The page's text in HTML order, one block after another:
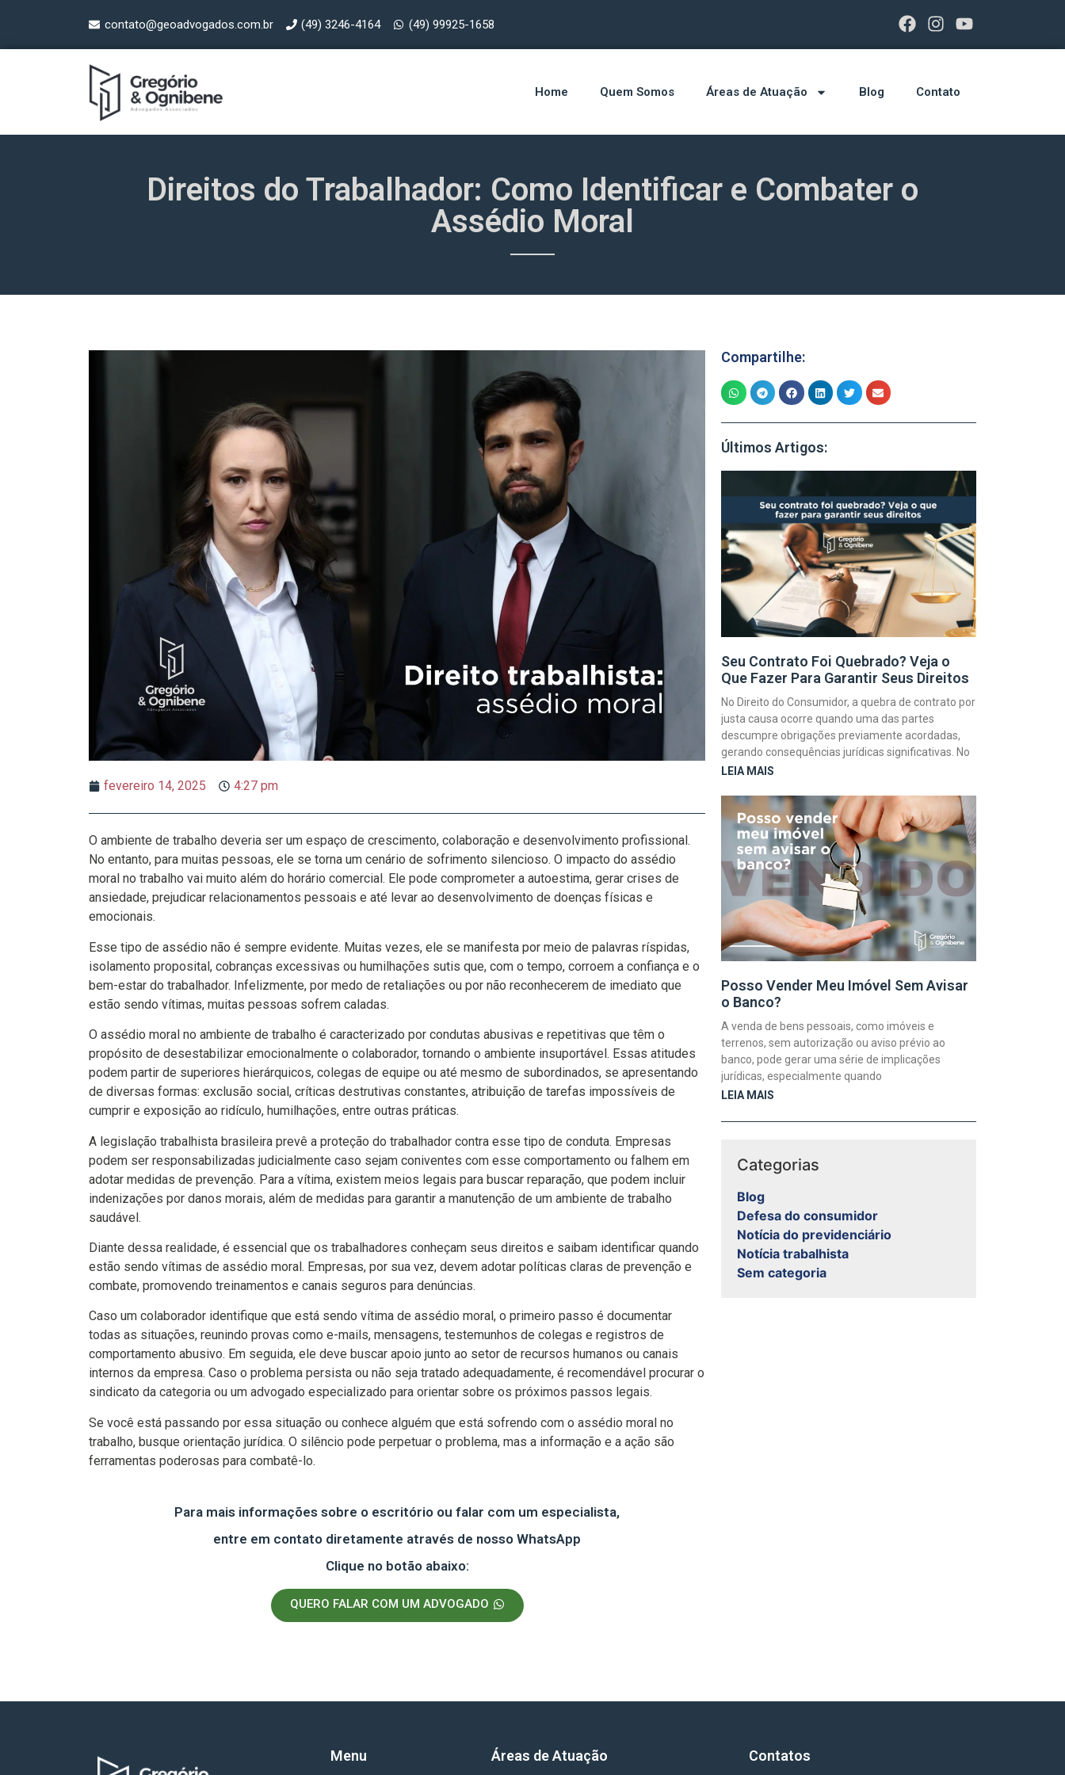
contato@geoadvogados.com.br (49) 3246-4164 (49) 99925-1658
Home Quem Somos Áreas de Atuação Blog Contato
Direitos do Trabalhador: Como Identificar e Combater o
Assédio Moral
fevereiro 14, 2025 4:27 pm
O ambiente de trabalho deveria ser um espaço de crescimento, colaboração e desenvolvimento profissional.
No entanto, para muitas pessoas, ele se torna um cenário de sofrimento silencioso. O impacto do assédio
moral no trabalho vai muito além do horário comercial. Ele pode comprometer a autoestima, gerar crises de
ansiedade, prejudicar relacionamentos pessoais e até levar ao desenvolvimento de doenças físicas e
emocionais.
Esse tipo de assédio não é sempre evidente. Muitas vezes, ele se manifesta por meio de palavras ríspidas,
isolamento proposital, cobranças excessivas ou humilhações sutis que, com o tempo, corroem a confiança e o
bem-estar do trabalhador. Infelizmente, por medo de retaliações ou por não reconhecerem de imediato que
estão sendo vítimas, muitas pessoas sofrem caladas.
O assédio moral no ambiente de trabalho é caracterizado por condutas abusivas e repetitivas que têm o
propósito de desestabilizar emocionalmente o colaborador, tornando o ambiente insuportável. Essas atitudes
podem partir de superiores hierárquicos, colegas de equipe ou até mesmo de subordinados, se apresentando
de diversas formas: exclusão social, críticas destrutivas constantes, atribuição de tarefas impossíveis de
cumprir e exposição ao ridículo, humilhações, entre outras práticas.
A legislação trabalhista brasileira prevê a proteção do trabalhador contra esse tipo de conduta. Empresas
podem ser responsabilizadas judicialmente caso sejam coniventes com esse comportamento ou falhem em
adotar medidas de prevenção. Para a vítima, existem meios legais para buscar reparação, que podem incluir
indenizações por danos morais, além de medidas para garantir a manutenção de um ambiente de trabalho
saudável.
Diante dessa realidade, é essencial que os trabalhadores conheçam seus direitos e saibam identificar quando
estão sendo vítimas de assédio moral. Empresas, por sua vez, devem adotar políticas claras de prevenção e
combate, promovendo treinamentos e canais seguros para denúncias.
Caso um colaborador identifique que está sendo vítima de assédio moral, o primeiro passo é documentar
todas as situações, reunindo provas como e-mails, mensagens, testemunhos de colegas e registros de
comportamento abusivo. Em seguida, ele deve buscar apoio junto ao setor de recursos humanos ou canais
internos da empresa. Caso o problema persista ou não seja tratado adequadamente, é recomendável procurar o
sindicato da categoria ou um advogado especializado para orientar sobre os próximos passos legais.
Se você está passando por essa situação ou conhece alguém que está sofrendo com o assédio moral no
trabalho, busque orientação jurídica. O silêncio pode perpetuar o problema, mas a informação e a ação são
ferramentas poderosas para combatê-lo.
Para mais informações sobre o escritório ou falar com um especialista,
entre em contato diretamente através de nosso WhatsApp
Clique no botão abaixo:
QUERO FALAR COM UM ADVOGADO
Compartilhe:
Últimos Artigos:
Seu Contrato Foi Quebrado? Veja o
Que Fazer Para Garantir Seus Direitos
No Direito do Consumidor, a quebra de contrato por
justa causa ocorre quando uma das partes
descumpre obrigações previamente acordadas,
gerando consequências jurídicas significativas. No
LEIA MAIS
Posso Vender Meu Imóvel Sem Avisar
o Banco?
A venda de bens pessoais, como imóveis e
terrenos, sem autorização ou aviso prévio ao
banco, pode gerar uma série de implicações
jurídicas, especialmente quando
LEIA MAIS
Categorias
Blog
Defesa do consumidor
Notícia do previdenciário
Notícia trabalhista
Sem categoria
Menu Áreas de Atuação Contatos